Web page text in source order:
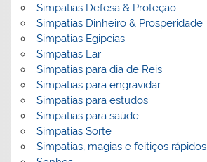
Simpatias Defesa & Proteção
Simpatias Dinheiro & Prosperidade
Simpatias Egipcias
Simpatias Lar
Simpatias para dia de Reis
Simpatias para engravidar
Simpatias para estudos
Simpatias para saúde
Simpatias Sorte
Simpatias, magias e feitiços rápidos